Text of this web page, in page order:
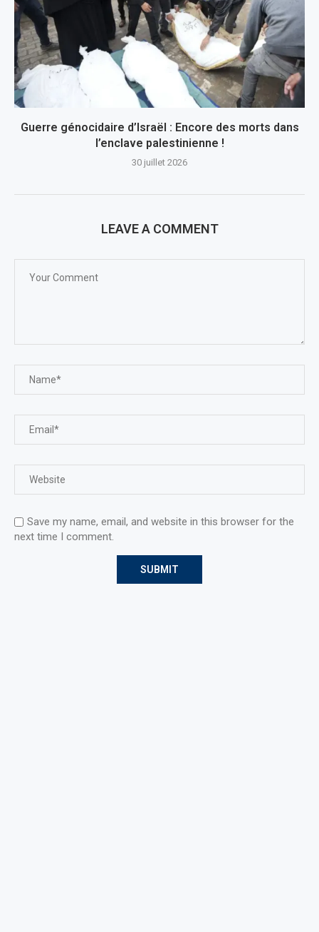
Guerre génocidaire d’Israël : Encore des morts dans
l’enclave palestinienne !
30 juillet 2026
LEAVE A COMMENT
Save my name, email, and website in this browser for the
next time I comment.